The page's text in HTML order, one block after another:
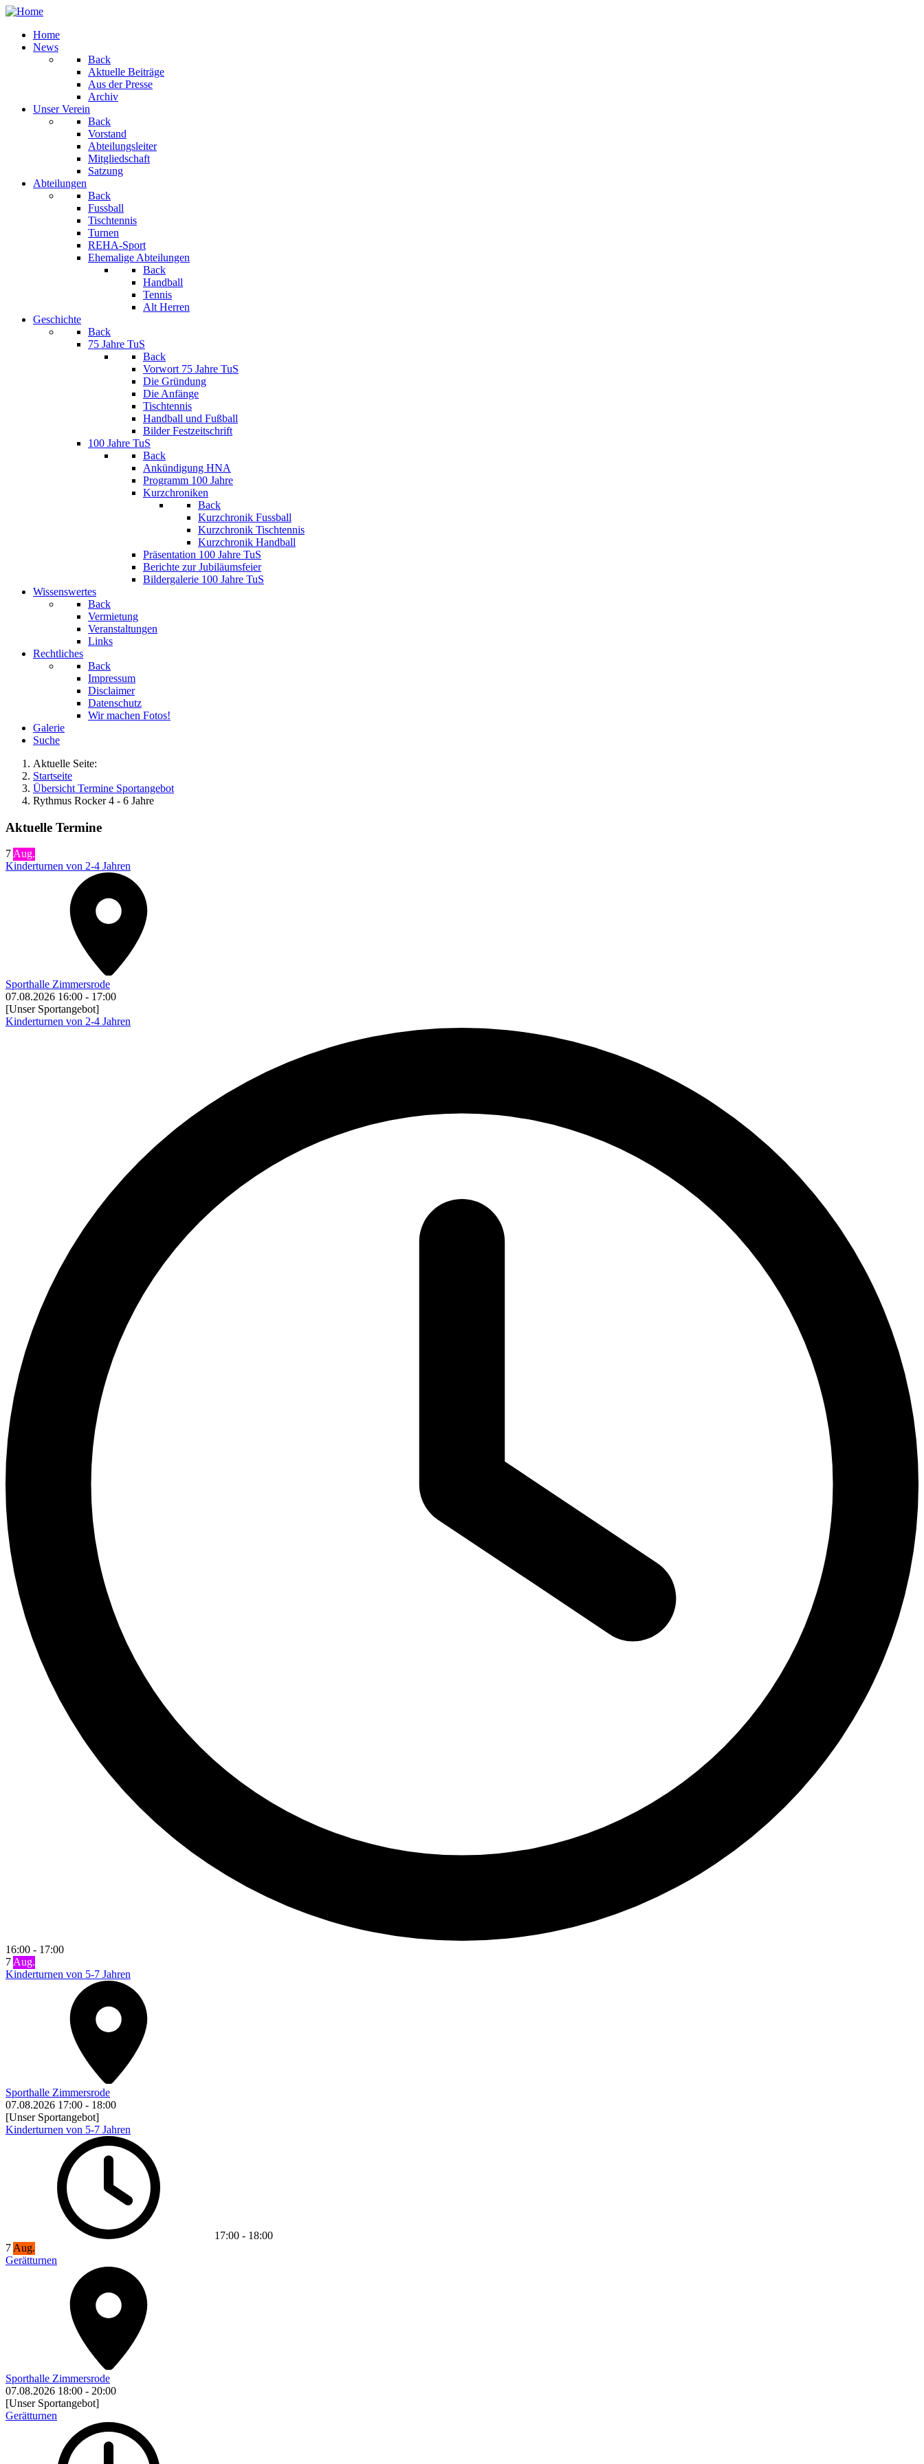
Home
News
Back
Aktuelle Beiträge
Aus der Presse
Archiv
Unser Verein
Back
Vorstand
Abteilungsleiter
Mitgliedschaft
Satzung
Abteilungen
Back
Fussball
Tischtennis
Turnen
REHA-Sport
Ehemalige Abteilungen
Back
Handball
Tennis
Alt Herren
Geschichte
Back
75 Jahre TuS
Back
Vorwort 75 Jahre TuS
Die Gründung
Die Anfänge
Tischtennis
Handball und Fußball
Bilder Festzeitschrift
100 Jahre TuS
Back
Ankündigung HNA
Programm 100 Jahre
Kurzchroniken
Back
Kurzchronik Fussball
Kurzchronik Tischtennis
Kurzchronik Handball
Präsentation 100 Jahre TuS
Berichte zur Jubiläumsfeier
Bildergalerie 100 Jahre TuS
Wissenswertes
Back
Vermietung
Veranstaltungen
Links
Rechtliches
Back
Impressum
Disclaimer
Datenschutz
Wir machen Fotos!
Galerie
Suche
Aktuelle Seite:
Startseite
Übersicht Termine Sportangebot
Rythmus Rocker 4 - 6 Jahre
Aktuelle Termine
7Aug.
Kinderturnen von 2-4 Jahren
Sporthalle Zimmersrode
07.08.2026 16:00 - 17:00
[Unser Sportangebot]
Kinderturnen von 2-4 Jahren
16:00 - 17:00
7Aug.
Kinderturnen von 5-7 Jahren
Sporthalle Zimmersrode
07.08.2026 17:00 - 18:00
[Unser Sportangebot]
Kinderturnen von 5-7 Jahren
17:00 - 18:00
7Aug.
Gerätturnen
Sporthalle Zimmersrode
07.08.2026 18:00 - 20:00
[Unser Sportangebot]
Gerätturnen